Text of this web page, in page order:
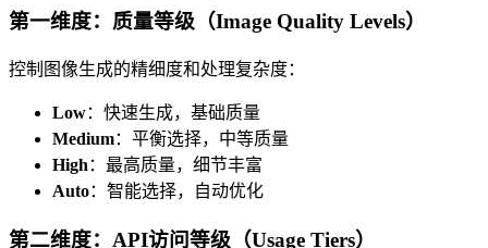
第一维度：质量等级（Image Quality Levels）
控制图像生成的精细度和处理复杂度：
Low：快速生成，基础质量
Medium：平衡选择，中等质量
High ：最高质量，细节丰富
Auto：智能选择，自动优化
第二维度：API访问等级（Usage Tiers）